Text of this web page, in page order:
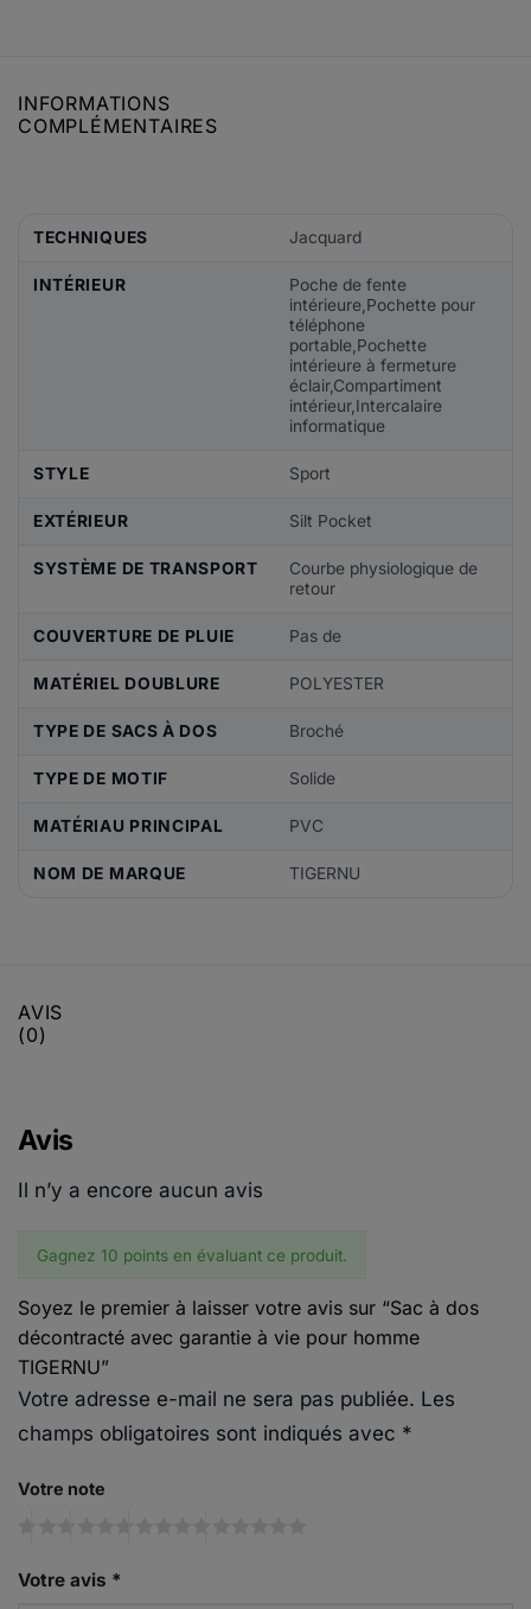
INFORMATIONS
COMPLÉMENTAIRES
TECHNIQUES Jacquard
INTÉRIEUR
Poche de fente
intérieure,Pochette pour
téléphone
portable,Pochette
intérieure à fermeture
éclair,Compartiment
intérieur,Intercalaire
informatique
STYLE Sport
EXTÉRIEUR Silt Pocket
SYSTÈME DE TRANSPORT
Courbe physiologique de
retour
COUVERTURE DE PLUIE Pas de
MATÉRIEL DOUBLURE POLYESTER
TYPE DE SACS À DOS Broché
TYPE DE MOTIF Solide
MATÉRIAU PRINCIPAL PVC
NOM DE MARQUE TIGERNU
AVIS
(0)
Avis
Il n’y a encore aucun avis
Gagnez 10 points en évaluant ce produit.
Soyez le premier à laisser votre avis sur “Sac à dos
décontracté avec garantie à vie pour homme
TIGERNU”
Votre adresse e-mail ne sera pas publiée. Les
champs obligatoires sont indiqués avec *
Votre note
Votre avis *